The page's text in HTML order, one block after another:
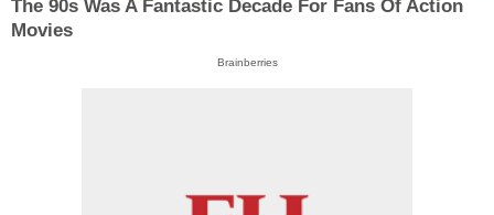
The 90s Was A Fantastic Decade For Fans Of Action
Movies
Brainberries